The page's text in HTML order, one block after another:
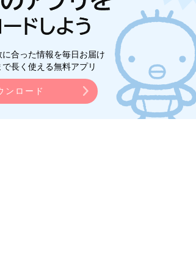
合った情報を毎日お届け
長く使える無料アプリ
ンロード